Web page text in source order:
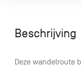
Beschrijving
Deze wandelroute